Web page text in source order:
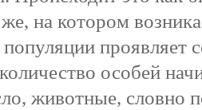
на котором
проявляет
особей
животные, словно